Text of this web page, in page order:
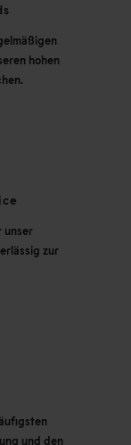
hohen
unser
zur
und den